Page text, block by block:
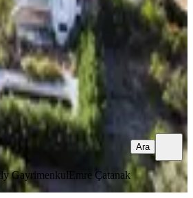
₺
Çatanak
Gayrimenkul Emre Çatanak
Ara